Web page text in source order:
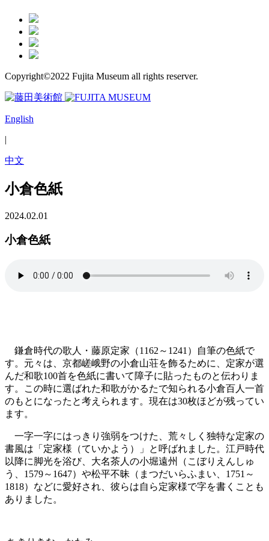
Copyright©2022 Fujita Museum all rights reserver.
English
|
中文
小倉色紙
2024.02.01
小倉色紙
鎌倉時代の歌人・藤原定家（1162～1241）自筆の色紙で
す。元々は、京都嵯峨野の小倉山荘を飾るために、定家が選
んだ和歌100首を色紙に書いて障子に貼ったものと伝わりま
す。この時に選ばれた和歌がかるたで知られる小倉百人一首
のもとになったと考えられます。現在は30枚ほどが残ってい
ます。
一字一字にはっきり強弱をつけた、荒々しく独特な定家の
書風は「定家様（ていかよう）」と呼ばれました。江戸時代
以降に脚光を浴び、大名茶人の小堀遠州（こぼりえんしゅ
う、1579～1647）や松平不昧（まつだいらふまい、1751～
1818）などに愛好され、彼らは自ら定家様で字を書くことも
ありました。